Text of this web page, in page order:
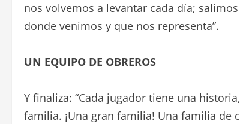
nos volvemos a levantar cada día;
donde venimos y que nos representa”.
UN EQUIPO DE OBREROS
Y finaliza: “Cada jugador tiene una
familia. ¡Una gran familia! Una familia